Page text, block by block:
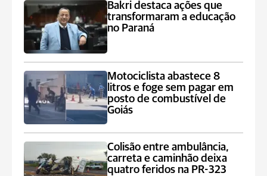
Bakri destaca ações que
transformaram a educação
no Paraná
Motociclista abastece 8
litros e foge sem pagar em
posto de combustível de
Goiás
Colisão entre ambulância,
carreta e caminhão deixa
quatro feridos na PR-323